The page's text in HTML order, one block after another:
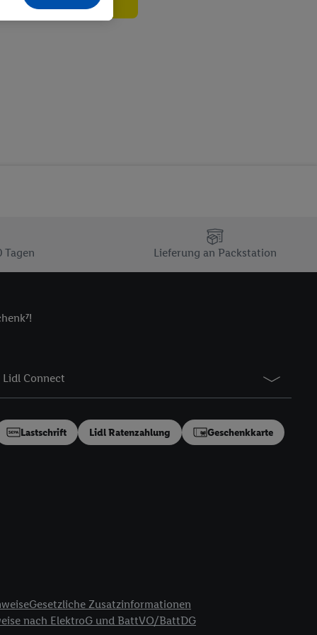
Tagen Lieferung an Packstation
Lidl Connect
Lastschrift Lidl Ratenzahlung Geschenkkarte
Gesetzliche Zusatzinformationen
nach ElektroG und BattVO/BattDG
- sowie Ihre
Speichern von
E-Mail-
verfügbar ist.
und einer
diese Kennung
Dritten betrieben
speziell zur
generell zu
(nur für
Utiq.
sämtlicher
Ihre Einwilligung
gilt auch für die
für Werbung und
Quellen,
Informationen,
von oder